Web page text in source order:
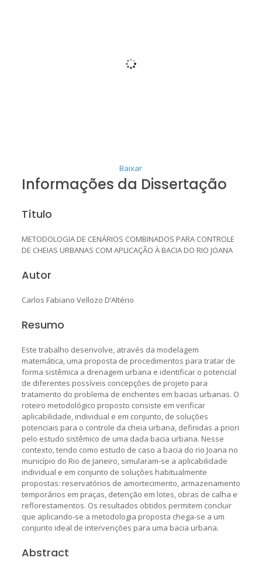
Baixar
Informações da Dissertação
Título
METODOLOGIA DE CENÁRIOS COMBINADOS PARA CONTROLE
DE CHEIAS URBANAS COM APLICAÇÃO À BACIA DO RIO JOANA
Autor
Carlos Fabiano Vellozo D’Altério
Resumo
Este trabalho desenvolve, através da modelagem
matemática, uma proposta de procedimentos para tratar de
forma sistêmica a drenagem urbana e identificar o potencial
de diferentes possíveis concepções de projeto para
tratamento do problema de enchentes em bacias urbanas. O
roteiro metodológico proposto consiste em verificar
aplicabilidade, individual e em conjunto, de soluções
potenciais para o controle da cheia urbana, definidas a priori
pelo estudo sistêmico de uma dada bacia urbana. Nesse
contexto, tendo como estudo de caso a bacia do rio Joana no
município do Rio de Janeiro, simularam-se a aplicabilidade
individual e em conjunto de soluções habitualmente
propostas: reservatórios de amortecimento, armazenamento
temporários em praças, detenção em lotes, obras de calha e
reflorestamentos. Os resultados obtidos permitem concluir
que aplicando-se a metodologia proposta chega-se a um
conjunto ideal de intervenções para uma bacia urbana.
Abstract